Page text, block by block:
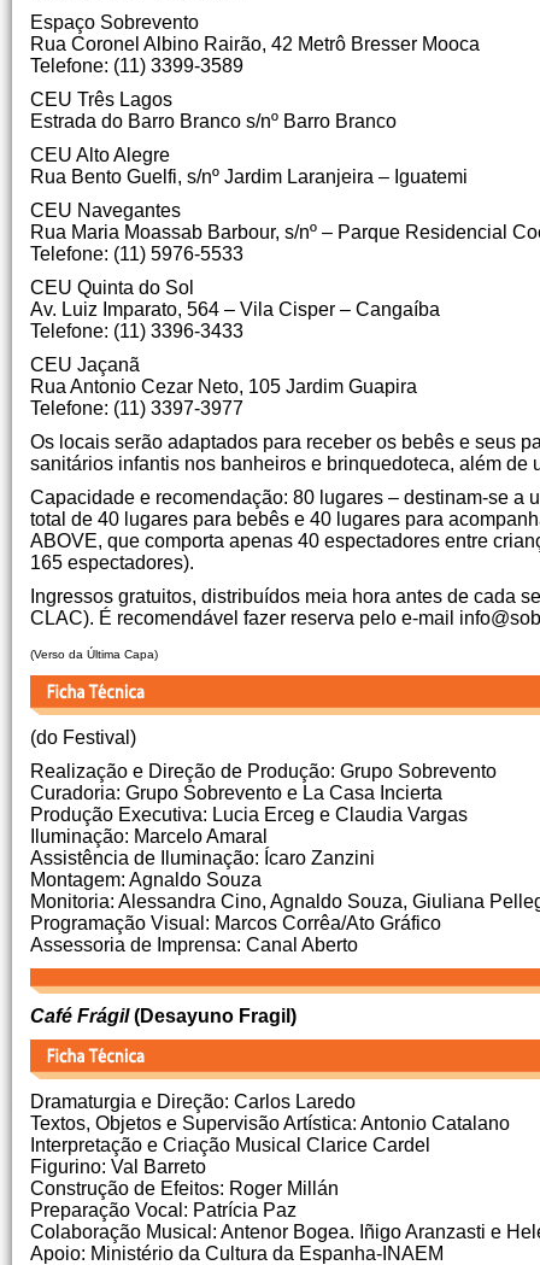
Espaço Sobrevento
Rua Coronel Albino Rairão, 42 Metrô Bresser Mooca
Telefone: (11) 3399-3589
CEU Três Lagos
Estrada do Barro Branco s/nº Barro Branco
CEU Alto Alegre
Rua Bento Guelfi, s/nº Jardim Laranjeira – Iguatemi
CEU Navegantes
Rua Maria Moassab Barbour, s/nº – Parque Residencial
Telefone: (11) 5976-5533
CEU Quinta do Sol
Av. Luiz Imparato, 564 – Vila Cisper – Cangaíba
Telefone: (11) 3396-3433
CEU Jaçanã
Rua Antonio Cezar Neto, 105 Jardim Guapira
Telefone: (11) 3397-3977
Os locais serão adaptados para receber os bebês e seus
sanitários infantis nos banheiros e brinquedoteca, além de
Capacidade e recomendação: 80 lugares – destinam-se a
total de 40 lugares para bebês e 40 lugares para
ABOVE, que comporta apenas 40 espectadores entre
165 espectadores).
Ingressos gratuitos, distribuídos meia hora antes de cada
CLAC). É recomendável fazer reserva pelo e-mail
(Verso da Última Capa)
(do Festival)
Realização e Direção de Produção: Grupo Sobrevento
Curadoria: Grupo Sobrevento e La Casa Incierta
Produção Executiva: Lucia Erceg e Claudia Vargas
Iluminação: Marcelo Amaral
Assistência de Iluminação: Ícaro Zanzini
Montagem: Agnaldo Souza
Monitoria: Alessandra Cino, Agnaldo Souza, Giuliana
Programação Visual: Marcos Corrêa/Ato Gráfico
Assessoria de Imprensa: Canal Aberto
Café Frágil(Desayuno Fragil)
Dramaturgia e Direção: Carlos Laredo
Textos, Objetos e Supervisão Artística: Antonio Catalano
Interpretação e Criação Musical Clarice Cardel
Figurino: Val Barreto
Construção de Efeitos: Roger Millán
Preparação Vocal: Patrícia Paz
Colaboração Musical: Antenor Bogea. Iñigo Aranzasti e
Apoio: Ministério da Cultura da Espanha-INAEM